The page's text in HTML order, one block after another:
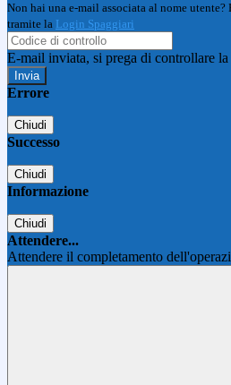
Non hai una e-mail associata al nome
tramite la Login Spaggiari
E-mail inviata, si prega di controllare
Errore
Chiudi
Successo
Chiudi
Informazione
Chiudi
Attendere...
Attendere il completamento